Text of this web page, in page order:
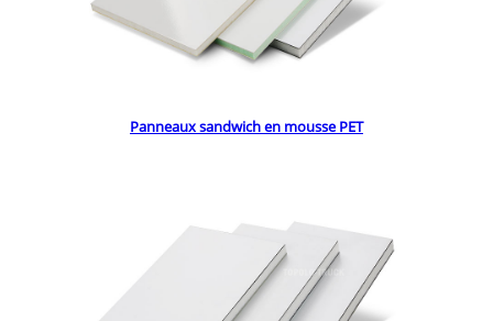
Panneaux sandwich en mousse PET